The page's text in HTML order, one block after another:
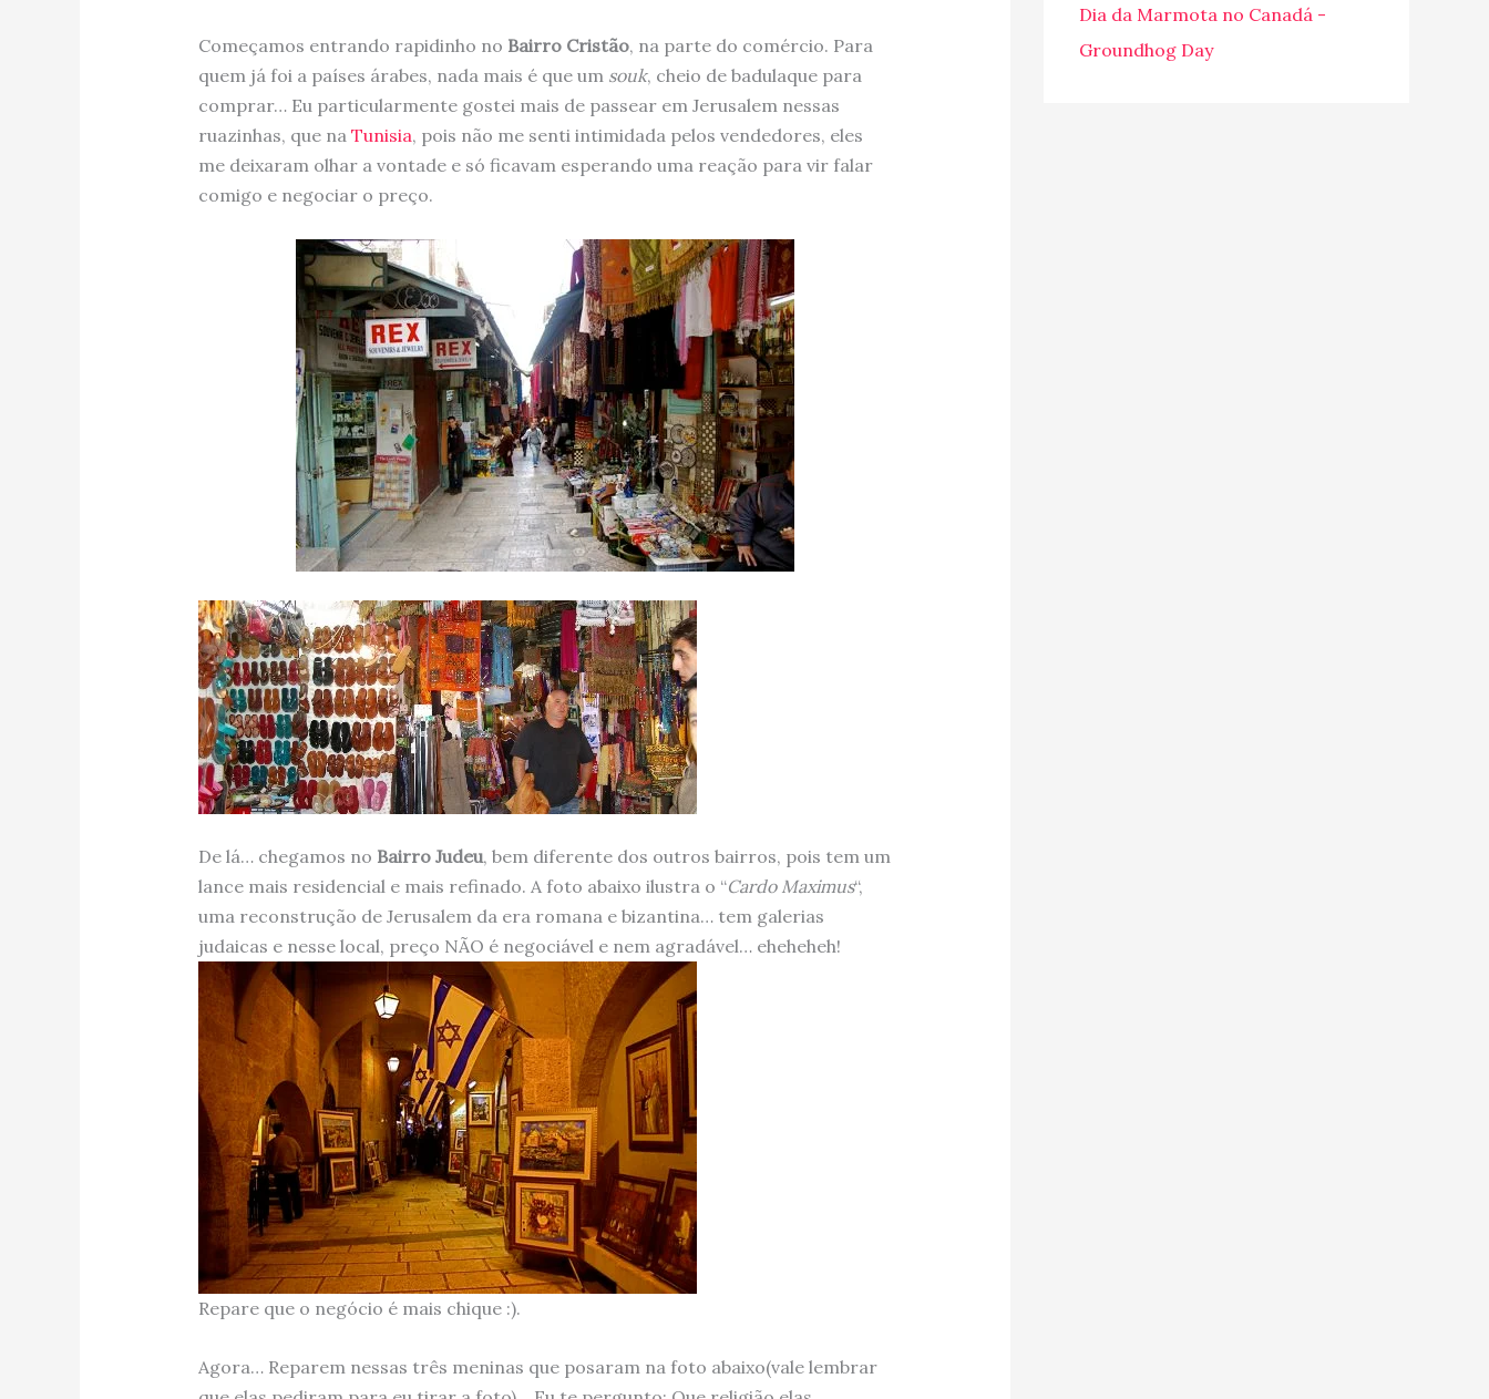
Começamos entrando rapidinho no Bairro Cristão, na parte do comércio. Para
quem já foi a países árabes, nada mais é que um souk, cheio de badulaque para
comprar… Eu particularmente gostei mais de passear em Jerusalem nessas
ruazinhas, que na Tunisia, pois não me senti intimidada pelos vendedores, eles
me deixaram olhar a vontade e só ficavam esperando uma reação para vir falar
comigo e negociar o preço.
De lá… chegamos no Bairro Judeu, bem diferente dos outros bairros, pois tem um
lance mais residencial e mais refinado. A foto abaixo ilustra o “Cardo Maximus“,
uma reconstrução de Jerusalem da era romana e bizantina… tem galerias
judaicas e nesse local, preço NÃO é negociável e nem agradável… eheheheh!
Repare que o negócio é mais chique :).
Agora… Reparem nessas três meninas que posaram na foto abaixo(vale lembrar
Dia da Marmota no Canadá -
Groundhog Day